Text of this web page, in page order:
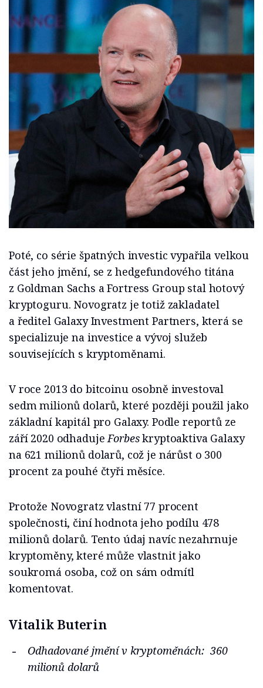
Poté, co série špatných investic vypařila velkou
část jeho jmění, se z hedgefundového titána
z Goldman Sachs a Fortress Group stal hotový
kryptoguru. Novogratz je totiž zakladatel
a ředitel Galaxy Investment Partners, která se
specializuje na investice a vývoj služeb
souvisejících s kryptoměnami.
V roce 2013 do bitcoinu osobně investoval
sedm milionů dolarů, které později použil jako
základní kapitál pro Galaxy. Podle reportů ze
září 2020 odhadujeForbeskryptoaktiva Galaxy
na 621 milionů dolarů, což je nárůst o 300
procent za pouhé čtyři měsíce.
Protože Novogratz vlastní 77 procent
společnosti, činí hodnota jeho podílu 478
milionů dolarů. Tento údaj navíc nezahrnuje
kryptoměny, které může vlastnit jako
soukromá osoba, což on sám odmítl
komentovat.
Vitalik Buterin
Odhadované jmění v kryptoměnách: 360
milionů dolarů